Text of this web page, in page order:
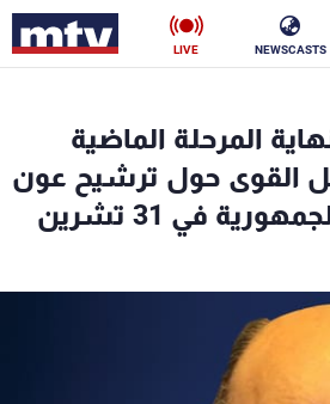
NEWSCASTS
LIVE
المرحلة الماضية
القوى حول ترشيح عون
لانتخاب رئيس للجمهورية في 31 تشرين
ناس
رياضة